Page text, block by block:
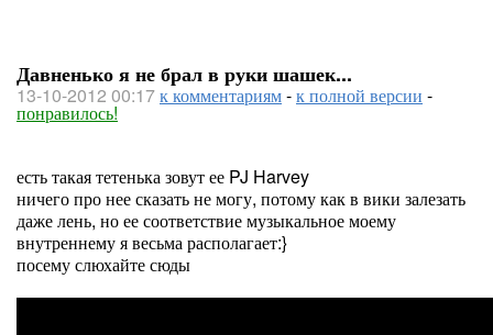
Давненько я не брал в руки шашек...
13-10-2012 00:17к комментариям-к полной версии -
понравилось!
есть такая тетенька зовут ее PJ Harvey
ничего про нее сказать не могу, потому как в вики залезать
даже лень, но ее соответствие музыкальное моему
внутреннему я весьма располагает:}
посему слюхайте сюды